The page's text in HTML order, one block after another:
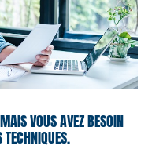
VOUS AVEZ BESOIN